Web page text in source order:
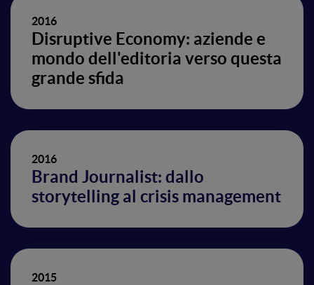
2016
Disruptive Economy: aziende e
mondo dell'editoria verso questa
grande sfida
2016
Brand Journalist: dallo
storytelling al crisis management
2015